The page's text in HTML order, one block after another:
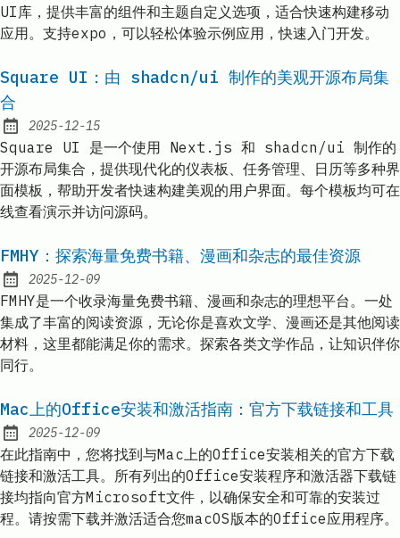
UI库，提供丰富的组件和主题自定义选项，适合快速构建移动
应用。支持expo，可以轻松体验示例应用，快速入门开发。
Square UI：由 shadcn/ui 制作的美观开源布局集
合
Published:
2025-12-15
Square UI 是一个使用 Next.js 和 shadcn/ui 制作的
开源布局集合，提供现代化的仪表板、任务管理、日历等多种界
面模板，帮助开发者快速构建美观的用户界面。每个模板均可在
线查看演示并访问源码。
FMHY：探索海量免费书籍、漫画和杂志的最佳资源
Published:
2025-12-09
FMHY是一个收录海量免费书籍、漫画和杂志的理想平台。一处
集成了丰富的阅读资源，无论你是喜欢文学、漫画还是其他阅读
材料，这里都能满足你的需求。探索各类文学作品，让知识伴你
同行。
Mac上的Office安装和激活指南：官方下载链接和工具
Published:
2025-12-09
在此指南中，您将找到与Mac上的Office安装相关的官方下载
链接和激活工具。所有列出的Office安装程序和激活器下载链
接均指向官方Microsoft文件，以确保安全和可靠的安装过
程。请按需下载并激活适合您macOS版本的Office应用程序。